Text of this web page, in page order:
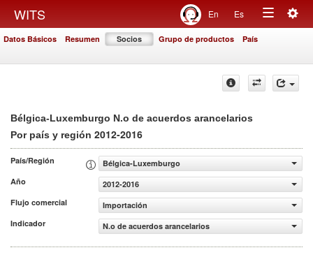
WITS En Es
Toggle
Datos Básicos Resumen Socios Grupo de productos País
Bélgica-Luxemburgo N.o de acuerdos arancelarios
Por país y región 2012-2016
País/Región
Bélgica-Luxemburgo
Año
2012-2016
Flujo comercial
Importación
Indicador
N.o de acuerdos arancelarios